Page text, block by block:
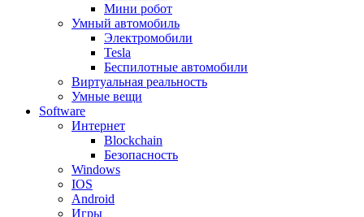
Мини робот
Умный автомобиль
Электромобили
Tesla
Беспилотные автомобили
Виртуальная реальность
Умные вещи
Software
Интернет
Blockchain
Безопасность
Windows
IOS
Android
Игры